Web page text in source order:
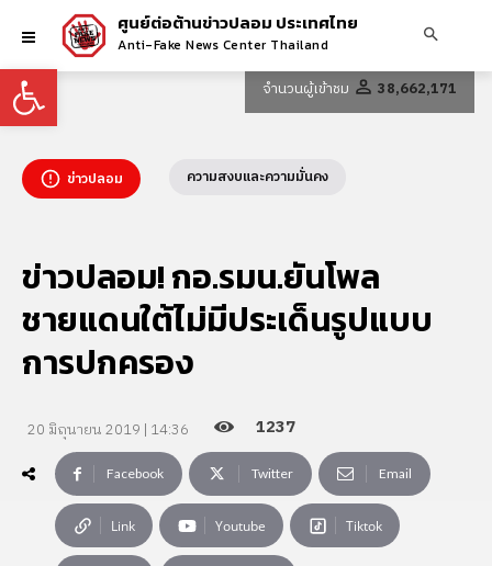
Open toolbar
ศูนย์ต่อต้านข่าวปลอม ประเทศไทย
Anti-Fake News Center Thailand
จำนวนผู้เข้าชม 38,662,171
ข่าวปลอม ความสงบและความมั่นคง
ข่าวปลอม! กอ.รมน.ยันโพล
ชายแดนใต้ไม่มีประเด็นรูปแบบ
การปกครอง
20 มิถุนายน 2019 | 14:36 1237
Facebook Twitter Email
Link Youtube Tiktok